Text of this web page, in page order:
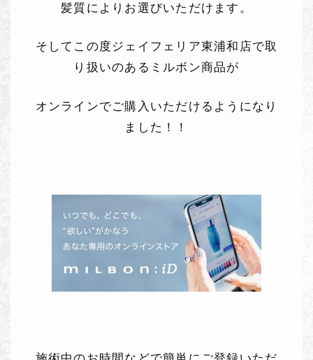
髪質によりお選びいただけます。
そしてこの度ジェイフェリア東浦和店で取
り扱いのあるミルボン商品が
オンラインでご購入いただけるようになり
ました！！